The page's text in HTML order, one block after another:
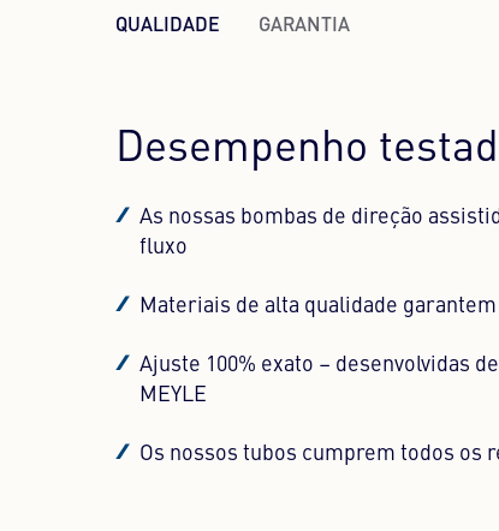
QUALIDADE
Desempenho
As nossas bombas de direção
fluxo
Materiais de alta qualidade
Ajuste 100% exato – desenvolvidas
MEYLE
Os nossos tubos cumprem todos os
GARANTIA
Componentes hidráulicos MEYLE
KIT
Quando utilizado corretamente: